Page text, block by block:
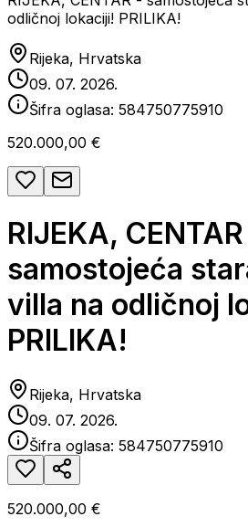
odličnoj lokaciji! PRILIKA!
Rijeka, Hrvatska
09. 07. 2026.
Šifra oglasa: 584750775910
520.000,00 €
RIJEKA,
samostojeća
villa na odličnoj
PRILIKA!
Rijeka, Hrvatska
09. 07. 2026.
Šifra oglasa: 584750775910
520.000,00 €